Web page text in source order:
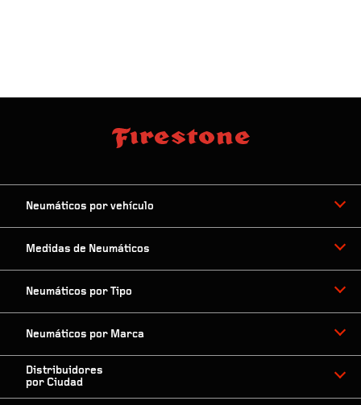
Neumáticos por vehículo
Medidas de Neumáticos
Neumáticos por Tipo
Neumáticos por Marca
Distribuidores
por Ciudad